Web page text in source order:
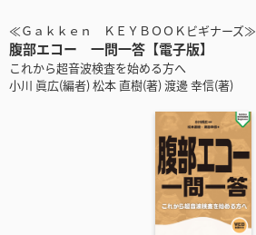
≪Ｇａｋｋｅｎ ＫＥＹＢＯＯＫビギナーズ≫
腹部エコー 一問一答【電子版】
これから超音波検査を始める方へ
小川 眞広(編者) 松本 直樹(著) 渡邊 幸信(著)